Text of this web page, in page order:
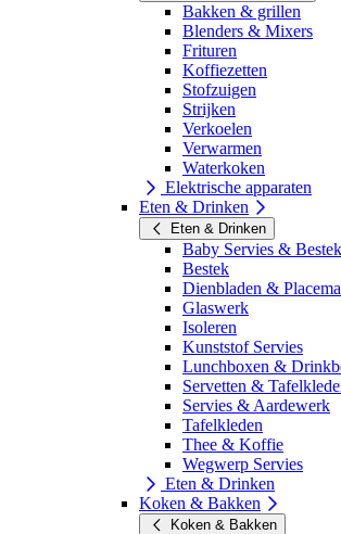
Bakken & grillen
Blenders & Mixers
Frituren
Koffiezetten
Stofzuigen
Strijken
Verkoelen
Verwarmen
Waterkoken
Elektrische apparaten
Eten & Drinken
Eten & Drinken
Baby Servies & Bestek
Bestek
Dienbladen &
Glaswerk
Isoleren
Kunststof Servies
Lunchboxen &
Servetten &
Servies & Aardewerk
Tafelkleden
Thee & Koffie
Wegwerp Servies
Eten & Drinken
Koken & Bakken
Koken & Bakken